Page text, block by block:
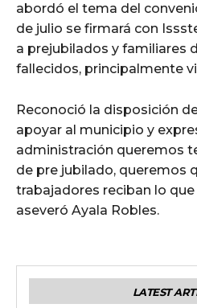
abordó el tema del
de julio se firmará con
a prejubilados y familiares
fallecidos, principalmente
Reconoció la disposición
apoyar al municipio y
administración queremos
de pre jubilado, queremos
trabajadores reciban lo
aseveró Ayala Robles.
LATEST